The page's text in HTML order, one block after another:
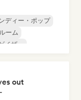
ディー・ポップ
ーム
イザー
out